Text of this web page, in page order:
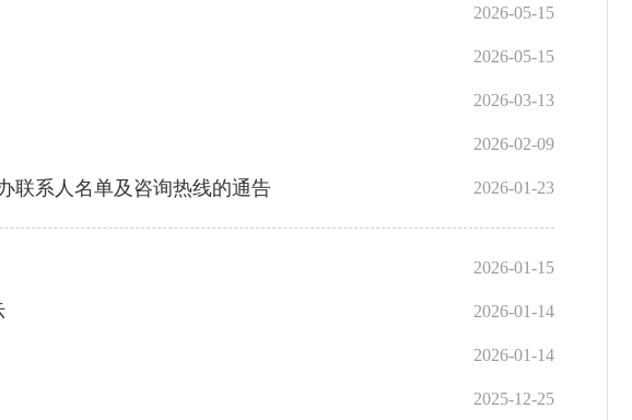
2026-05-15
2026-05-15
2026-03-13
2026-02-09
联系人名单及咨询热线的通告 2026-01-23
2026-01-15
2026-01-14
2026-01-14
2025-12-25